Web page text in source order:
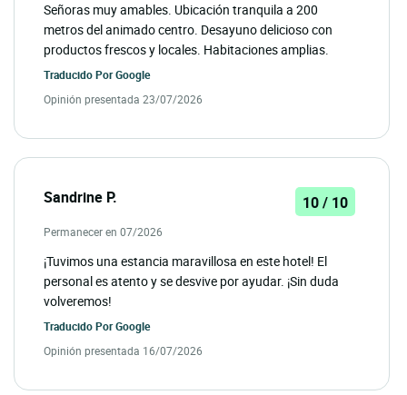
Señoras muy amables. Ubicación tranquila a 200
metros del animado centro. Desayuno delicioso con
productos frescos y locales. Habitaciones amplias.
Traducido PorGoogle
Opinión presentada 23/07/2026
Sandrine P. 10 / 10
Permanecer en 07/2026
¡Tuvimos una estancia maravillosa en este hotel! El
personal es atento y se desvive por ayudar. ¡Sin duda
volveremos!
Traducido PorGoogle
Opinión presentada 16/07/2026